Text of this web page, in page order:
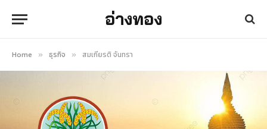
อ่างทอง
Home » ธุรกิจ » สมเกียรติ จันทรา